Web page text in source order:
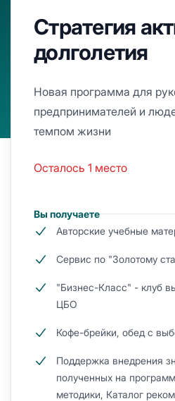
Стратегия
долголетия
Новая программа для
предпринимателей и
темпом жизни
Осталось 1 место
Вы получаете
Авторские учебные
Сервис по "Золотому
"Бизнес-Класс" - клуб
ЦБО
Кофе-брейки, обед с
Поддержка внедрения
полученных на
методики, Каталог